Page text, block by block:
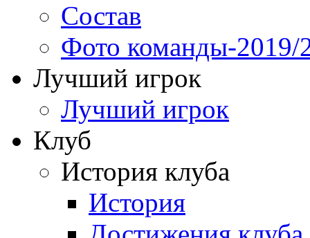
Состав
Фото команды-2019/
Лучший игрок
Лучший игрок
Клуб
История клуба
История